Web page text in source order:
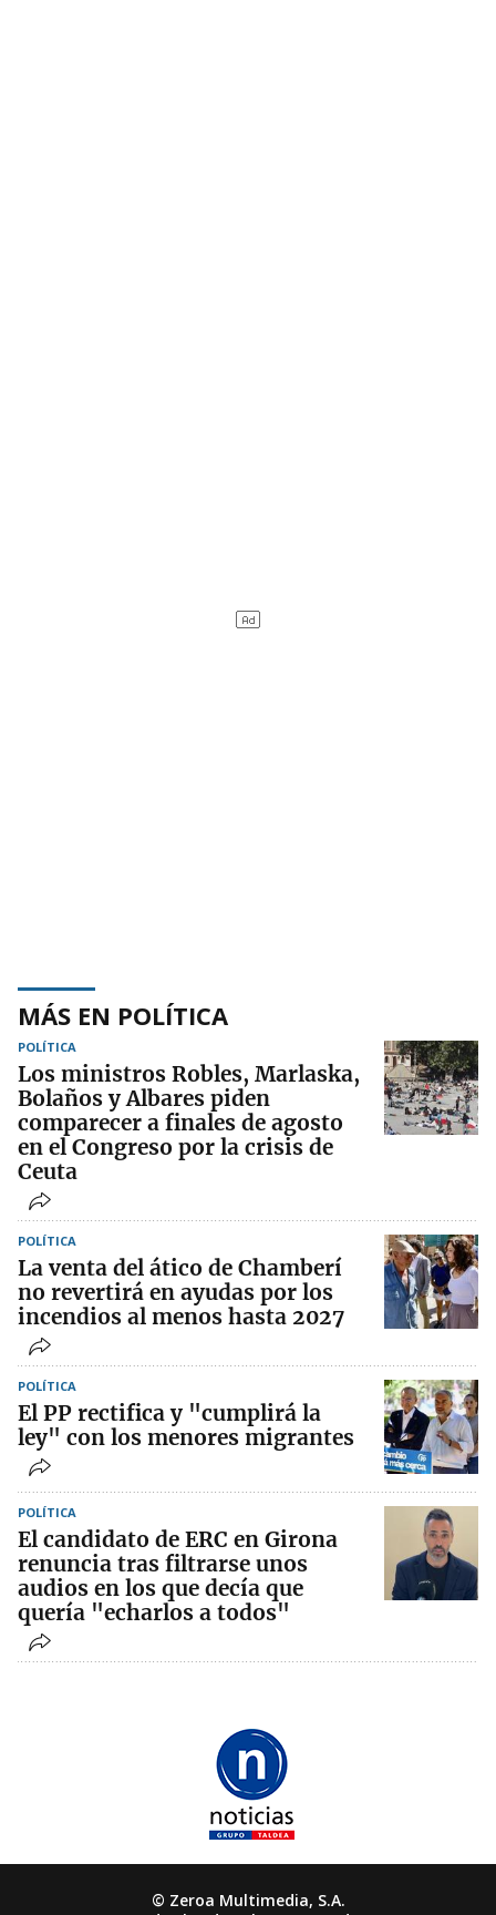
MÁS EN POLÍTICA
POLÍTICA
Los ministros Robles, Marlaska,
Bolaños y Albares piden
comparecer a finales de agosto
en el Congreso por la crisis de
Ceuta
POLÍTICA
La venta del ático de Chamberí
no revertirá en ayudas por los
incendios al menos hasta 2027
POLÍTICA
El PP rectifica y "cumplirá la
ley" con los menores migrantes
POLÍTICA
El candidato de ERC en Girona
renuncia tras filtrarse unos
audios en los que decía que
quería "echarlos a todos"
© Zeroa Multimedia, S.A.